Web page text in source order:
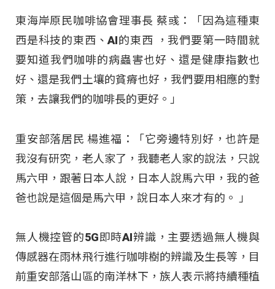
東海岸原民咖啡協會理事長 蔡彧：「因為這種東
西是科技的東西、AI的東西 ，我們要第一時間就
要知道我們咖啡的病蟲害也好、還是健康指數也
好、還是我們土壤的貧瘠也好，我們要用相應的對
策，去讓我們的咖啡長的更好。」
重安部落居民 楊進福：「它旁邊特別好，也許是
我沒有研究，老人家了，我聽老人家的說法，只說
馬六甲，跟著日本人說，日本人說馬六甲，我的爸
爸也說是這個是馬六甲，說日本人來才有的。 」
無人機控管的5G即時AI辨識，主要透過無人機與
傳感器在雨林飛行進行咖啡樹的辨識及生長等，目
前重安部落山區的南洋林下，族人表示將持續種植